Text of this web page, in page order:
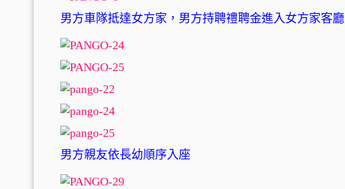
男方車隊抵達女方家，男方持聘禮聘金進入女方家客廳
男方親友依長幼順序入座